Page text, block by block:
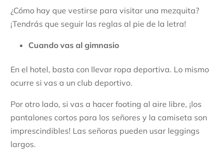
¿Cómo hay que vestirse para visitar una mezquita?
¡Tendrás que seguir las reglas al pie de la letra!
Cuando vas al gimnasio
En el hotel, basta con llevar ropa deportiva. Lo mismo
ocurre si vas a un club deportivo.
Por otro lado, si vas a hacer footing al aire libre, ¡los
pantalones cortos para los señores y la camiseta son
imprescindibles! Las señoras pueden usar leggings
largos.